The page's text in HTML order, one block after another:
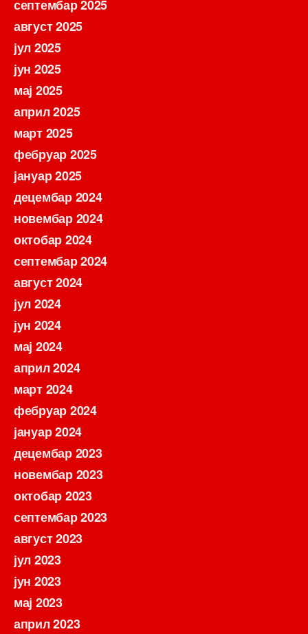
септембар 2025
август 2025
јул 2025
јун 2025
мај 2025
април 2025
март 2025
фебруар 2025
јануар 2025
децембар 2024
новембар 2024
октобар 2024
септембар 2024
август 2024
јул 2024
јун 2024
мај 2024
април 2024
март 2024
фебруар 2024
јануар 2024
децембар 2023
новембар 2023
октобар 2023
септембар 2023
август 2023
јул 2023
јун 2023
мај 2023
април 2023